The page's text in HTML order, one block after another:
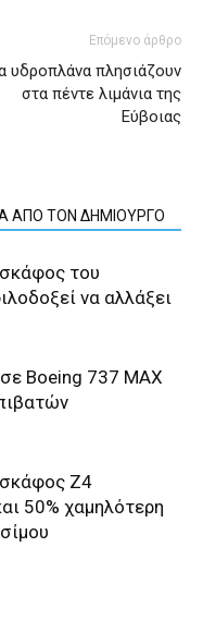
Επόμενο άρθρο
υδροπλάνα πλησιάζουν
στα πέντε λιμάνια της
Εύβοιας
ΑΠΟ ΤΟΝ ΔΗΜΙΟΥΡΓΟ
του
να αλλάξει
Boeing 737 MAX
Z4
50% χαμηλότερη